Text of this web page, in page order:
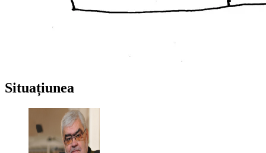
Situațiunea